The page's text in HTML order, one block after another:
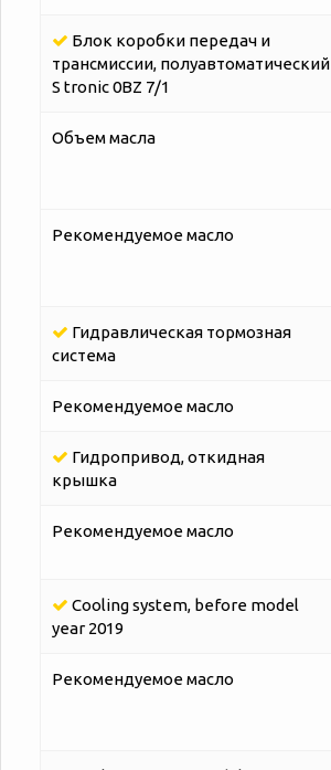
Блок коробки передач и
трансмиссии, полуавтоматический
S tronic 0BZ 7/1
Объем масла
Рекомендуемое масло
Гидравлическая тормозная
система
Рекомендуемое масло
Гидропривод, откидная
крышка
Рекомендуемое масло
Cooling system, before model
year 2019
Рекомендуемое масло